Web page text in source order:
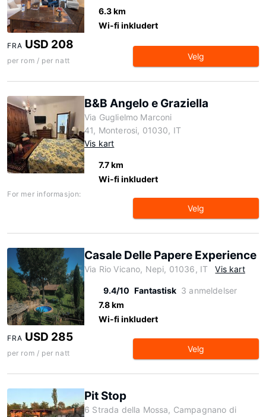
6.3 km
Wi-fi inkludert
FRA USD 208
per rom / per natt Velg
B&B Angelo e Graziella
Via Guglielmo Marconi
41, Monterosi, 01030, IT
Vis kart
7.7 km
Wi-fi inkludert
For mer informasjon:
Velg
Casale Delle Papere Experience
Via Rio Vicano, Nepi, 01036, IT Vis kart
9.4/10 Fantastisk 3 anmeldelser
7.8 km
Wi-fi inkludert
FRA USD 285
per rom / per natt Velg
Pit Stop
6 Strada della Mossa, Campagnano di